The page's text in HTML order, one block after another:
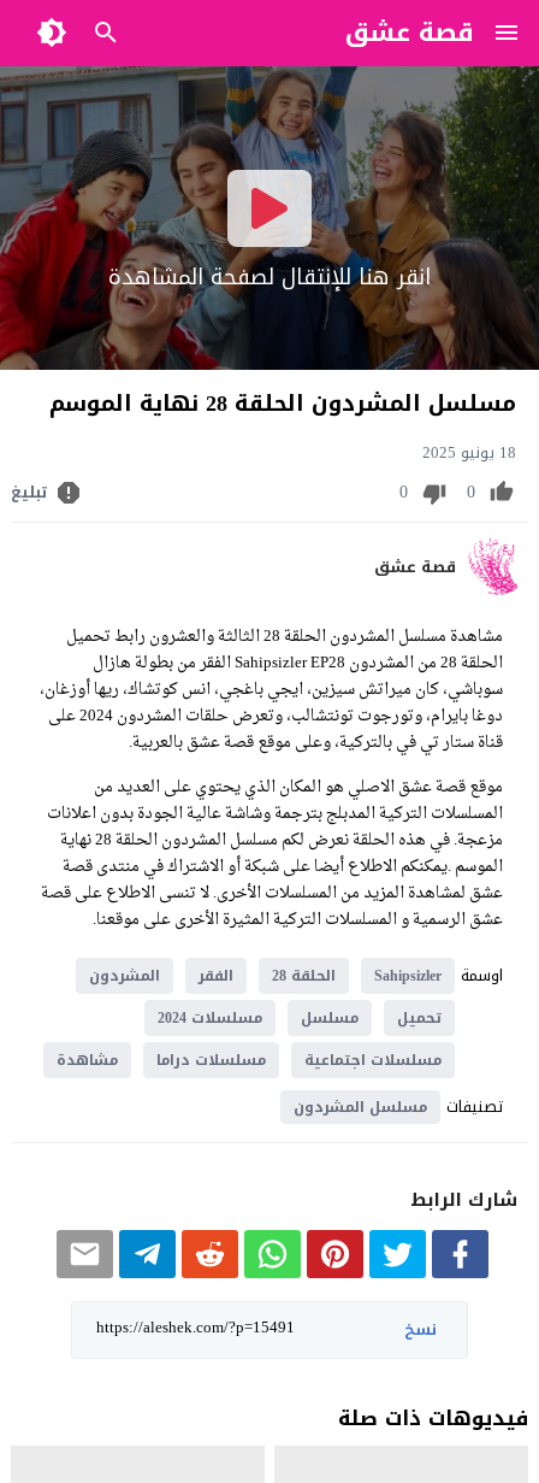
قصة عشق
?>
انقر هنا للإنتقال لصفحة المشاهدة
مسلسل المشردون الحلقة 28 نهاية الموسم
18 يونيو 2025
0
0 تبليغ
قصة عشق
مشاهدة مسلسل المشردون الحلقة 28 الثالثة والعشرون رابط تحميل
الحلقة 28 من المشردون Sahipsizler EP28 الفقر من بطولة هازال
سوباشي، كان ميراتش سيزين، ايجي باغجي، انس كوتشاك، ريها أوزغان،
دوغا بايرام، وتورجوت تونتشالب، وتعرض حلقات المشردون 2024 على
قناة ستار تي في بالتركية، وعلى موقع قصة عشق بالعربية.
موقع قصة عشق الاصلي هو المكان الذي يحتوي على العديد من
المسلسلات التركية المدبلج بترجمة وشاشة عالية الجودة بدون اعلانات
مزعجة. في هذه الحلقة نعرض لكم مسلسل المشردون الحلقة 28 نهاية
الموسم .يمكنكم الاطلاع أيضا على شبكة أو الاشتراك في منتدى قصة
عشق لمشاهدة المزيد من المسلسلات الأخرى. لا تنسى الاطلاع على قصة
عشق الرسمية و المسلسلات التركية المثيرة الأخرى على موقعنا.
اوسمة
Sahipsizler الحلقة 28 الفقر
المشردون
تحميل
مسلسل
مسلسلات 2024
مسلسلات اجتماعية
مسلسلات دراما مشاهدة
تصنيفات مسلسل المشردون
شارك الرابط
نسخ
فيديوهات ذات صلة